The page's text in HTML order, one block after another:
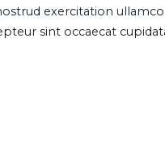
exercitation
sint occaecat